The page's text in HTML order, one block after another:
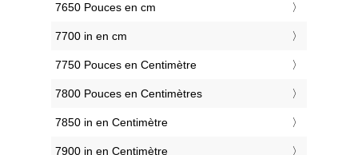
7650 Pouces en cm
7700 in en cm
7750 Pouces en Centimètre
7800 Pouces en Centimètres
7850 in en Centimètre
7900 in en Centimètre